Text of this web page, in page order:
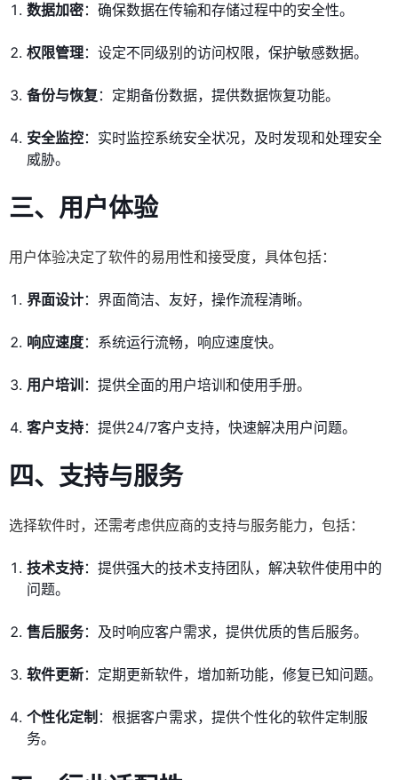
数据加密：确保数据在传输和存储过程中的安全性。
权限管理：设定不同级别的访问权限，保护敏感数据。
备份与恢复 ：定期备份数据，提供数据恢复功能。
安全监控：实时监控系统安全状况，及时发现和处理安全
威胁。
三、 用户体验
用户体验决定了软件的易用性和接受度，具体包括：
界面设计：界面简洁、友好，操作流程清晰。
响应速度：系统运行流畅，响应速度快。
用户培训 ：提供全面的用户培训和使用手册。
客户支持：提供24/7客户支持，快速解决用户问题。
四、 支持与服务
选择软件时，还需考虑供应商的支持与服务能力，包括：
技术支持：提供强大的技术支持团队，解决软件使用中的
问题。
售后服务：及时响应客户需求，提供优质的售后服务。
软件更新：定期更新软件，增加新功能，修复已知问题。
个性化定制 ：根据客户需求，提供个性化的软件定制服
务。